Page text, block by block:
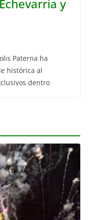
y
Paterna ha
histórica al
dentro